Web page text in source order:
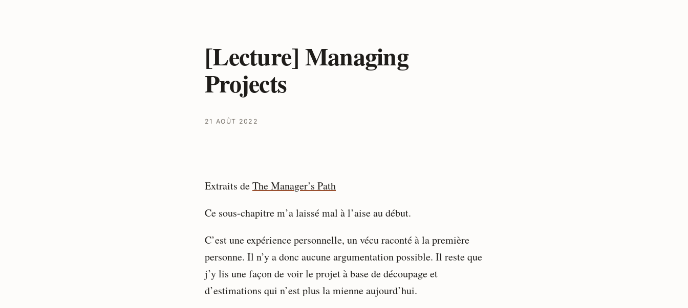
[Lecture] Managing
Projects
21 AOÛT 2022
Extraits deThe Manager’s Path
Ce sous-chapitre m’a laissé mal à l’aise au début.
C’est une expérience personnelle, un vécu raconté à la première
personne. Il n’y a donc aucune argumentation possible. Il reste que
j’y lis une façon de voir le projet à base de découpage et
d’estimations qui n’est plus la mienne aujourd’hui.